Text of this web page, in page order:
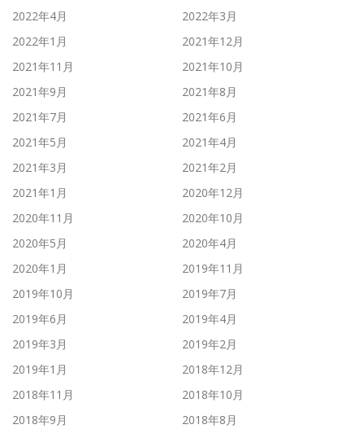
2022年4月
2022年3月
2022年1月
2021年12月
2021年11月
2021年10月
2021年9月
2021年8月
2021年7月
2021年6月
2021年5月
2021年4月
2021年3月
2021年2月
2021年1月
2020年12月
2020年11月
2020年10月
2020年5月
2020年4月
2020年1月
2019年11月
2019年10月
2019年7月
2019年6月
2019年4月
2019年3月
2019年2月
2019年1月
2018年12月
2018年11月
2018年10月
2018年9月
2018年8月